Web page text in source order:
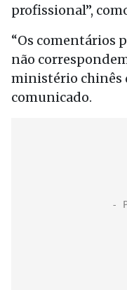
profissional”,
“Os comentários
não
ministério chinês
comunicado.